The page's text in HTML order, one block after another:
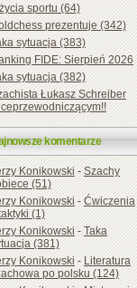
sportu (64)
prezentuje (342)
sytuacja (383)
FIDE: Sierpień 2026
sytuacja (382)
Łukasz Schreiber
komentarze
Konikowski-Szachy
(51)
Konikowski-Ćwiczenia
(1)
Konikowski-Taka
(381)
Konikowski-Literatura
po polsku (124)